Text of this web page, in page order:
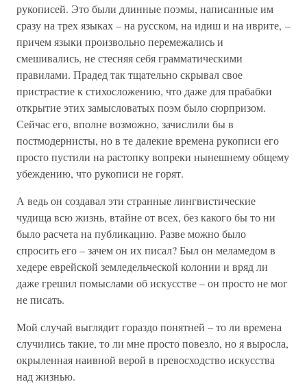
рукописей. Это были длинные поэмы, написанные им
сразу на трех языках – на русском, на идиш и на иврите, –
причем языки произвольно перемежались и
смешивались, не стесняя себя грамматическими
правилами. Прадед так тщательно скрывал свое
пристрастие к стихосложению, что даже для прабабки
открытие этих замысловатых поэм было сюрпризом.
Сейчас его, вполне возможно, зачислили бы в
постмодернисты, но в те далекие времена рукописи его
просто пустили на растопку вопреки нынешнему общему
убеждению, что рукописи не горят.
А ведь он создавал эти странные лингвистические
чудища всю жизнь, втайне от всех, без какого бы то ни
было расчета на публикацию. Разве можно было
спросить его – зачем он их писал? Был он меламедом в
хедере еврейской земледельческой колонии и вряд ли
даже грешил помыслами об искусстве – он просто не мог
не писать.
Мой случай выглядит гораздо понятней – то ли времена
случились такие, то ли мне просто повезло, но я выросла,
окрыленная наивной верой в превосходство искусства
над жизнью.